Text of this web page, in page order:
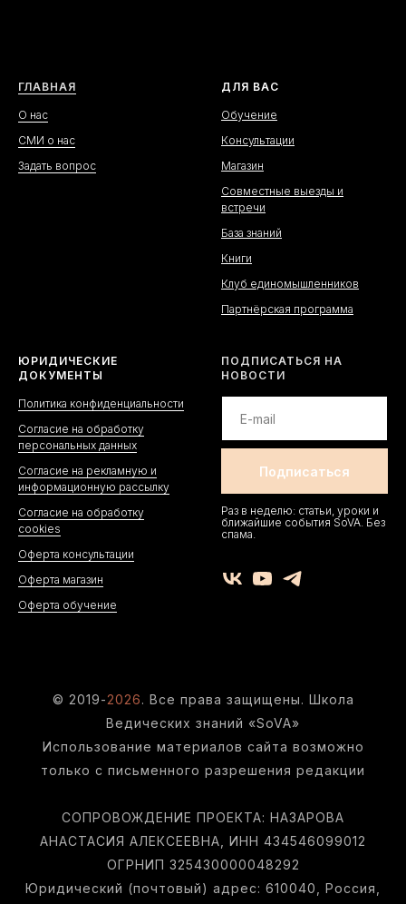
ГЛАВНАЯ
О нас
СМИ о нас
Задать вопрос
ДЛЯ ВАС
Обучение
Консультации
Магазин
Совместные выезды и
встречи
База знаний
Книги
Клуб единомышленников
Партнёрская программа
ЮРИДИЧЕСКИЕ
ДОКУМЕНТЫ
Политика конфиденциальности
Согласие на обработку
персональных данных
Согласие на рекламную и
информационную рассылку
Согласие на обработку
cookies
Оферта консультации
Оферта магазин
Оферта обучение
ПОДПИСАТЬСЯ НА
НОВОСТИ
Раз в неделю: статьи, уроки и
ближайшие события SoVA. Без
спама.
© 2019-2026. Все права защищены. Школа
Ведических знаний «SoVA»
Использование материалов сайта возможно
только с письменного разрешения редакции
СОПРОВОЖДЕНИЕ ПРОЕКТА: НАЗАРОВА
АНАСТАСИЯ АЛЕКСЕЕВНА, ИНН 434546099012
ОГРНИП 325430000048292
Юридический (почтовый) адрес: 610040, Россия,